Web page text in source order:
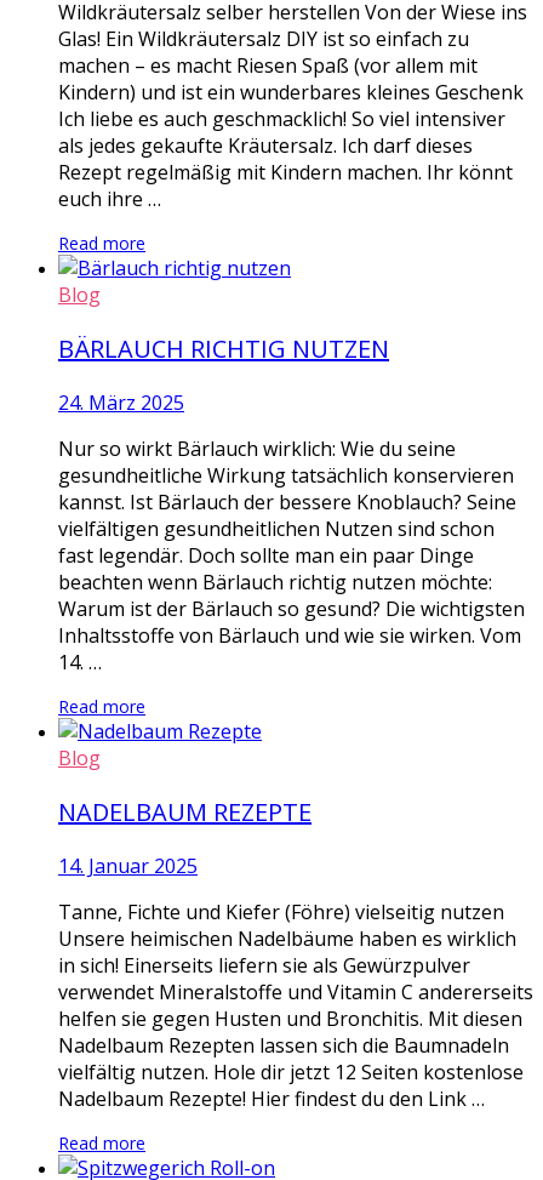
Wildkräutersalz selber herstellen Von der Wiese ins
Glas! Ein Wildkräutersalz DIY ist so einfach zu
machen – es macht Riesen Spaß (vor allem mit
Kindern) und ist ein wunderbares kleines Geschenk
Ich liebe es auch geschmacklich! So viel intensiver
als jedes gekaufte Kräutersalz. Ich darf dieses
Rezept regelmäßig mit Kindern machen. Ihr könnt
euch ihre …
Read more
Blog
BÄRLAUCH RICHTIG NUTZEN
24. März 2025
Nur so wirkt Bärlauch wirklich: Wie du seine
gesundheitliche Wirkung tatsächlich konservieren
kannst. Ist Bärlauch der bessere Knoblauch? Seine
vielfältigen gesundheitlichen Nutzen sind schon
fast legendär. Doch sollte man ein paar Dinge
beachten wenn Bärlauch richtig nutzen möchte:
Warum ist der Bärlauch so gesund? Die wichtigsten
Inhaltsstoffe von Bärlauch und wie sie wirken. Vom
14. …
Read more
Blog
NADELBAUM REZEPTE
14. Januar 2025
Tanne, Fichte und Kiefer (Föhre) vielseitig nutzen
Unsere heimischen Nadelbäume haben es wirklich
in sich! Einerseits liefern sie als Gewürzpulver
verwendet Mineralstoffe und Vitamin C andererseits
helfen sie gegen Husten und Bronchitis. Mit diesen
Nadelbaum Rezepten lassen sich die Baumnadeln
vielfältig nutzen. Hole dir jetzt 12 Seiten kostenlose
Nadelbaum Rezepte! Hier findest du den Link …
Read more